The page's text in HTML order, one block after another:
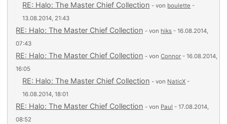
RE: Halo: The Master Chief Collection - von boulette -
13.08.2014, 21:43
RE: Halo: The Master Chief Collection - von hiks - 16.08.2014,
07:43
RE: Halo: The Master Chief Collection - vonConnor - 16.08.2014,
16:05
RE: Halo: The Master Chief Collection - von NaticX -
16.08.2014, 18:01
RE: Halo: The Master Chief Collection - von Paul - 17.08.2014,
08:52